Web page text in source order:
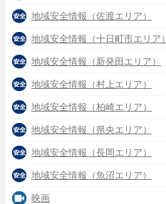
地域安全情報（佐渡エリア）
地域安全情報（十日町市エリア）
地域安全情報（新発田エリア）
地域安全情報（村上エリア）
地域安全情報（柏崎エリア）
地域安全情報（県央エリア）
地域安全情報（長岡エリア）
地域安全情報（魚沼エリア）
映画